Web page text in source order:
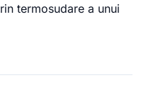
termosudare a unui